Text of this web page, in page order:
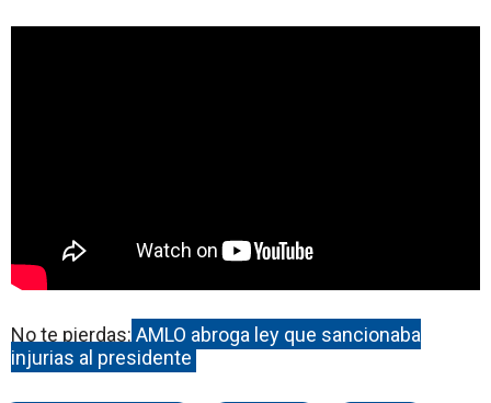
No te pierdas: AMLO abroga ley que sancionaba
injurias al presidente